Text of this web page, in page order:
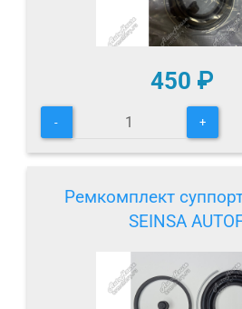
450 ₽
- +
Ремкомплект
SEINSA